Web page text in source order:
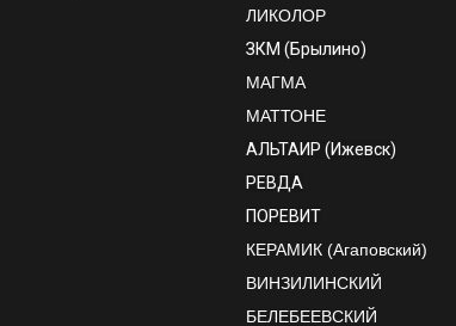
ЛИКОЛОР
ЗКМ (Брылино)
МАГМА
МАТТОНЕ
АЛЬТАИР (Ижевск)
РЕВДА
ПОРЕВИТ
КЕРАМИК (Агаповский)
ВИНЗИЛИНСКИЙ
БЕЛЕБЕЕВСКИЙ